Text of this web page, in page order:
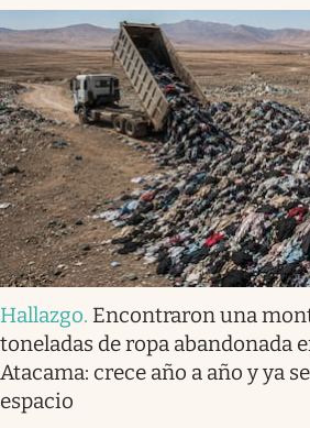
Hallazgo. Encontraron una
toneladas de ropa abandonada
Atacama: crece año a año y ya
espacio